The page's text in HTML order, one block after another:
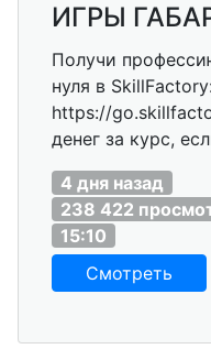
ИГРЫ
Получи
нуля в
https://
денег за курс,
4 дня назад
238 422
15:10
Смотреть